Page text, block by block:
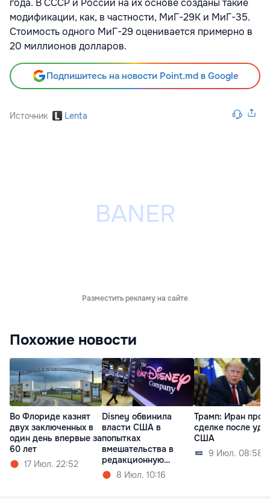
года. В СССР и России на их основе созданы такие
модификации, как, в частности, МиГ-29К и МиГ-35.
Стоимость одного МиГ-29 оценивается примерно в
20 миллионов долларов.
Подпишитесь на новости Point.md в Google
Источник Lenta
Разместить рекламу на сайте
Похожие новости
Во Флориде казнят
двух заключенных в
один день впервые за
60 лет
17 Июл. 22:52
Disney обвинила
власти США в
попытках
вмешательства в
редакционную
политику
8 Июл. 10:16
Трамп: Иран
сделке после
США
9 Июл. 08:58